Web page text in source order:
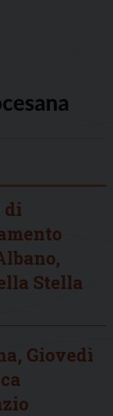
di
Stella
Giovedì